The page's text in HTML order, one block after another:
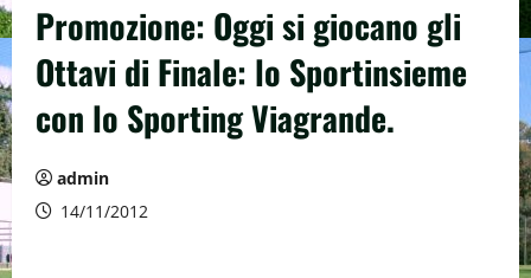
Promozione: Oggi si giocano gli
Ottavi di Finale: lo Sportinsieme
con lo Sporting Viagrande.
admin
14/11/2012